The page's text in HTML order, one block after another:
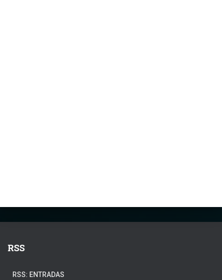
RSS
RSS: ENTRADAS